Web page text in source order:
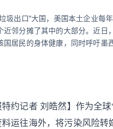
圾出口”大国，美国本土企业每
近邻分摊了其中的大部分。近日
国居民的身体健康，同时呼吁墨
特约记者 刘皓然】作为全
运往海外，将污染风险